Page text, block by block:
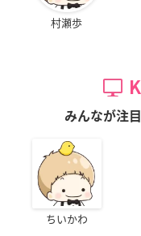
村瀬歩
みんなが注
ちいかわ